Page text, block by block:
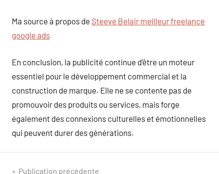
Ma source à propos de Steeve Belair meilleur freelance
google ads
En conclusion, la publicité continue d’être un moteur
essentiel pour le développement commercial et la
construction de marque. Elle ne se contente pas de
promouvoir des produits ou services, mais forge
également des connexions culturelles et émotionnelles
qui peuvent durer des générations.
Publication précédente